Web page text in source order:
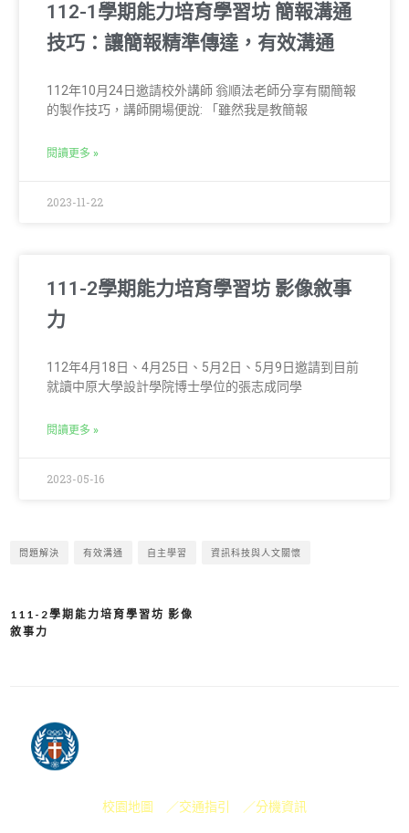
112-1學期能力培育學習坊 簡報溝通
技巧：讓簡報精準傳達，有效溝通
112年10月24日邀請校外講師 翁順法老師分享有關簡報
的製作技巧，講師開場便說: 「雖然我是教簡報
閱讀更多 »
2023-11-22
111-2學期能力培育學習坊 影像敘事
力
112年4月18日、4月25日、5月2日、5月9日邀請到目前
就讀中原大學設計學院博士學位的張志成同學
閱讀更多 »
2023-05-16
問題解決 有效溝通 自主學習 資訊科技與人文關懷
111-2學期能力培育學習坊 影像
敘事力
校園地圖 ／交通指引 ／分機資訊